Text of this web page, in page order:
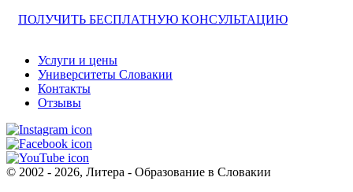
ПОЛУЧИТЬ БЕСПЛАТНУЮ КОНСУЛЬТАЦИЮ
Услуги и цены
Университеты Словакии
Контакты
Отзывы
© 2002 - 2026, Литера - Образование в Словакии